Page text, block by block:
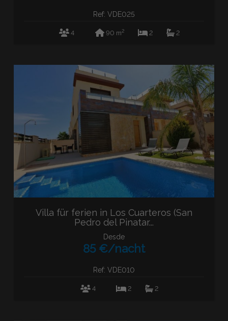
Ref: VDE025
4 90 m2 2 2
Villa für ferien in Los Cuarteros (San
Pedro del Pinatar...
Desde
85 €/nacht
Ref: VDE010
4 2 2